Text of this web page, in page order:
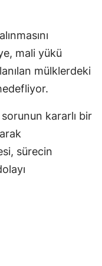
mali yükü
mülklerdeki
sorunun kararlı bir
sürecin